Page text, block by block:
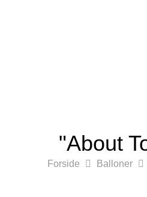
"About
Forside Balloner